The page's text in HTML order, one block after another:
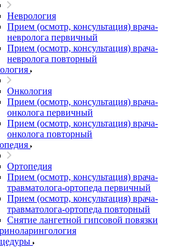
Неврология
Прием (осмотр, консультация) врача-
невролога первичный
Прием (осмотр, консультация) врача-
невролога повторный
Онкология
Прием (осмотр, консультация) врача-
онколога первичный
Прием (осмотр, консультация) врача-
онколога повторный
Ортопедия
Прием (осмотр, консультация) врача-
травматолога-ортопеда первичный
Прием (осмотр, консультация) врача-
травматолога-ортопеда повторный
Снятие лангетной гипсовой повязки